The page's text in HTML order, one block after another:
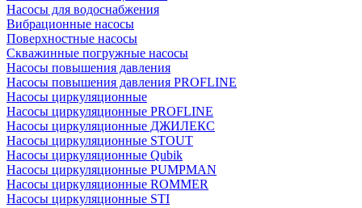
Насосы для водоснабжения
Вибрационные насосы
Поверхностные насосы
Скважинные погружные насосы
Насосы повышения давления
Насосы повышения давления PROFLINE
Насосы циркуляционные
Насосы циркуляционные PROFLINE
Насосы циркуляционные ДЖИЛЕКС
Насосы циркуляционные STOUT
Насосы циркуляционные Qubik
Насосы циркуляционные PUMPMAN
Насосы циркуляционные ROMMER
Насосы циркуляционные STI